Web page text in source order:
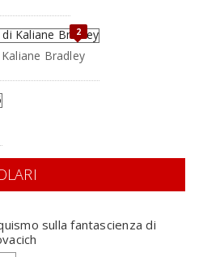
2
Bradley
sulla fantascienza di